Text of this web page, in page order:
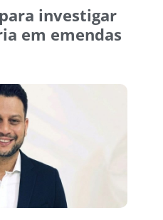
investigar
em emendas